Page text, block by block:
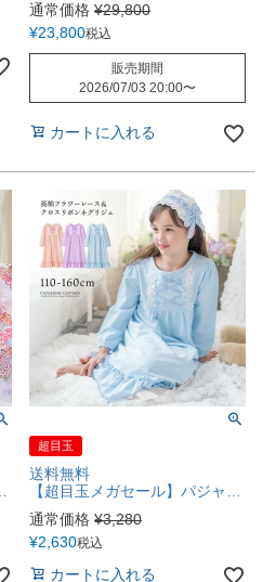
通常価格 ¥29,800
¥23,800税込
販売期間
2026/07/03 20:00〜
カートに入れる
超目玉
送料無料
【超目玉メガセール】パジャマ 長袖フラワーレース＆クロスリボンネグリジェ キッズパジャマ ジュニア レディース 大人子供兼用 母娘コーデ キャサリンコテージ TAK
通常価格 ¥3,280
¥2,630税込
カートに入れる